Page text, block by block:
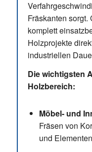
Fräskanten
komplett
Holzprojekte
industriellen
Die wichtigsten
Holzbereich:
Möbel- und
Fräsen von
und